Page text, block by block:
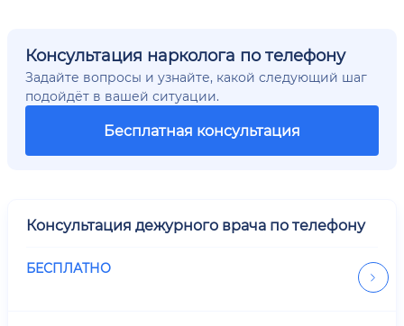
Консультация нарколога по телефону
Задайте вопросы и узнайте, какой следующий шаг
подойдёт в вашей ситуации.
Бесплатная консультация
Консультация дежурного врача по телефону
БЕСПЛАТНО